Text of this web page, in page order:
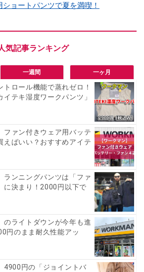
ョートパンツで夏を満喫！
一週間 一ヶ月
トロール機能で蒸れゼロ！
イテキ湿度ワークパンツ」
ファン付きウェア用バッテ
えばいい？おすすめアイテ
ランニングパンツは「ファ
に決まり！2000円以下で
のライトダウンが今年も進
円のまま耐久性能アッ
4900円の「ジョイントバ